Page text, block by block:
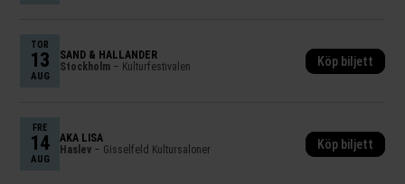
TOR
13
AUG
SAND & HALLANDER
Stockholm – Kulturfestivalen Köp biljett
FRE
14
AUG
AKA LISA
Haslev – Gisselfeld Kultursaloner Köp biljett